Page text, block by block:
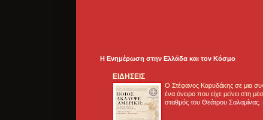
Η Ενημέρωση στην Ελλάδα και τoν Κόσμο
ΕΙΔΗΣΕΙΣ
Ο Στέφανος Καρυδάκης σε μια
ένα όνειρο που είχε μείνει στη
σταθμός του Θεάτρου